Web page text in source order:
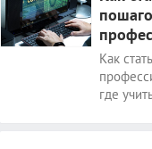
Как
где